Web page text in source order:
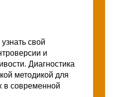
свой
и
Диагностика
методикой для
в современной